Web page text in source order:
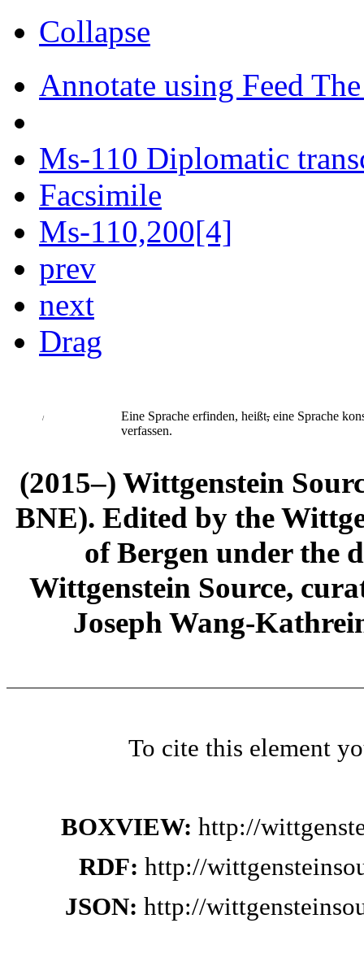
Collapse
Annotate using Feed
Ms-110 Diplomatic
Facsimile
Ms-110,200[4]
prev
next
Drag
/ Eine Sprache erfinden, heißt, eine Sprache
verfassen.
(2015–) Wittgenstein
BNE). Edited by the
of Bergen under the
Wittgenstein Source,
Joseph Wang-
To cite this element
BOXVIEW: http://
RDF: http://
JSON: http://